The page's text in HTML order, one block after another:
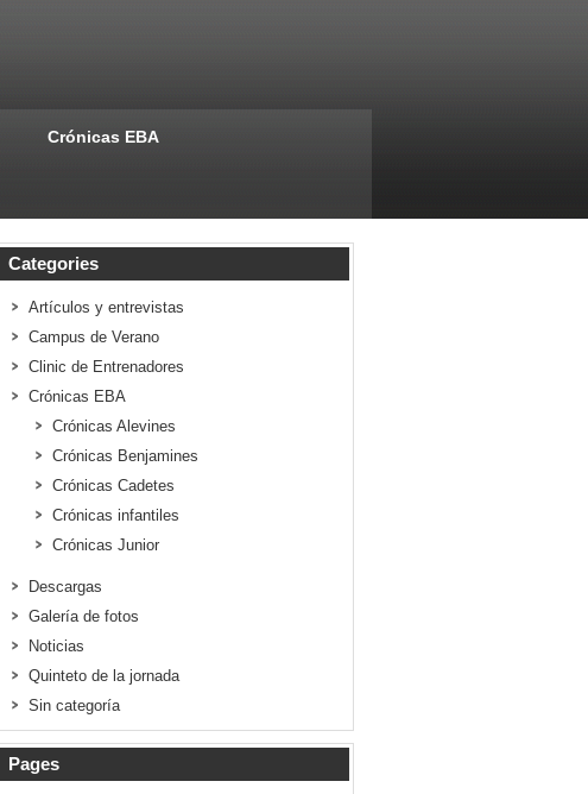
Crónicas EBA
Categories
Artículos y entrevistas
Campus de Verano
Clinic de Entrenadores
Crónicas EBA
Crónicas Alevines
Crónicas Benjamines
Crónicas Cadetes
Crónicas infantiles
Crónicas Junior
Descargas
Galería de fotos
Noticias
Quinteto de la jornada
Sin categoría
Pages